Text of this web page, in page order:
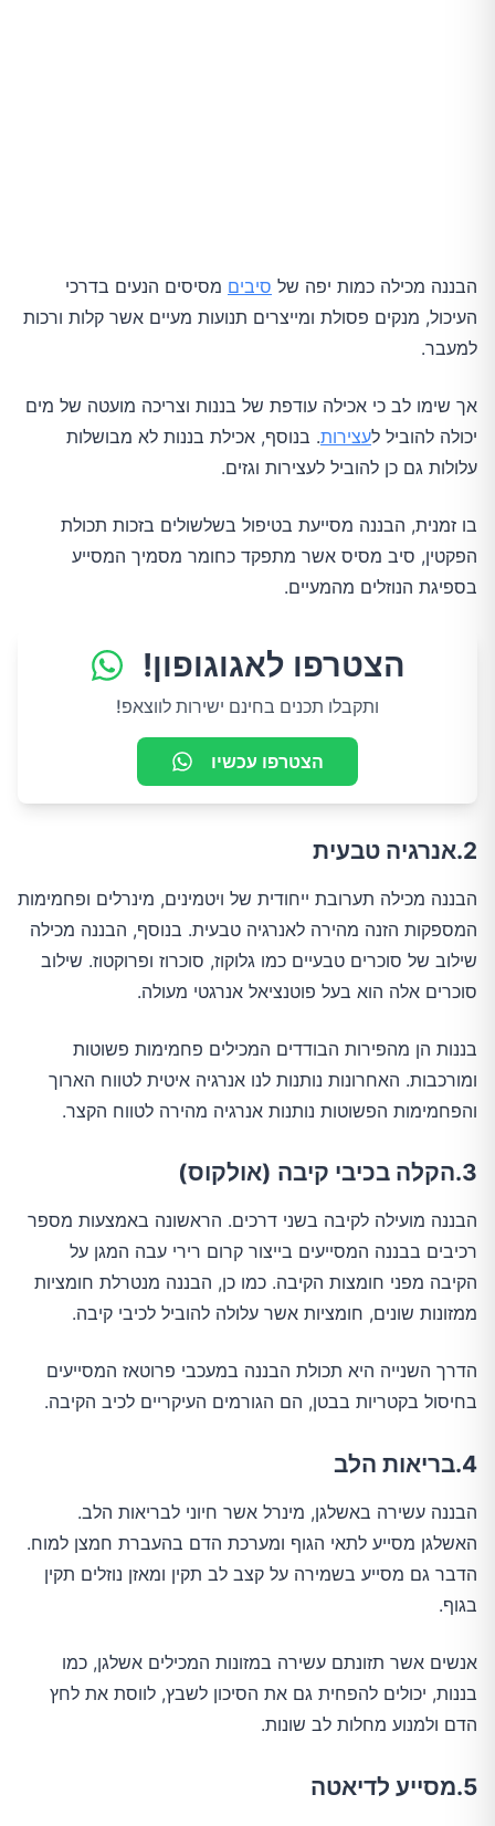
הבננה מכילה כמות יפה של סיבים מסיסים הנעים בדרכי
העיכול, מנקים פסולת ומייצרים תנועות מעיים אשר קלות ורכות
למעבר.
אך שימו לב כי אכילה עודפת של בננות וצריכה מועטה של מים
יכולה להוביל לעצירות. בנוסף, אכילת בננות לא מבושלות
עלולות גם כן להוביל לעצירות וגזים.
בו זמנית, הבננה מסייעת בטיפול בשלשולים בזכות תכולת
הפקטין, סיב מסיס אשר מתפקד כחומר מסמיך המסייע
בספיגת הנוזלים מהמעיים.
הצטרפו לאגוגופון!
ותקבלו תכנים בחינם ישירות לווצאפ!
הצטרפו עכשיו
2.אנרגיה טבעית
הבננה מכילה תערובת ייחודית של ויטמינים, מינרלים ופחמימות
המספקות הזנה מהירה לאנרגיה טבעית. בנוסף, הבננה מכילה
שילוב של סוכרים טבעיים כמו גלוקוז, סוכרוז ופרוקטוז. שילוב
סוכרים אלה הוא בעל פוטנציאל אנרגטי מעולה.
בננות הן מהפירות הבודדים המכילים פחמימות פשוטות
ומורכבות. האחרונות נותנות לנו אנרגיה איטית לטווח הארוך
והפחמימות הפשוטות נותנות אנרגיה מהירה לטווח הקצר.
3.הקלה בכיבי קיבה (אולקוס)
הבננה מועילה לקיבה בשני דרכים. הראשונה באמצעות מספר
רכיבים בבננה המסייעים בייצור קרום רירי עבה המגן על
הקיבה מפני חומצות הקיבה. כמו כן, הבננה מנטרלת חומציות
ממזונות שונים, חומציות אשר עלולה להוביל לכיבי קיבה.
הדרך השנייה היא תכולת הבננה במעכבי פרוטאז המסייעים
בחיסול בקטריות בבטן, הם הגורמים העיקריים לכיב הקיבה.
4.בריאות הלב
הבננה עשירה באשלגן, מינרל אשר חיוני לבריאות הלב.
האשלגן מסייע לתאי הגוף ומערכת הדם בהעברת חמצן למוח.
הדבר גם מסייע בשמירה על קצב לב תקין ומאזן נוזלים תקין
בגוף.
אנשים אשר תזונתם עשירה במזונות המכילים אשלגן, כמו
בננות, יכולים להפחית גם את הסיכון לשבץ, לווסת את לחץ
הדם ולמנוע מחלות לב שונות.
5.מסייע לדיאטה